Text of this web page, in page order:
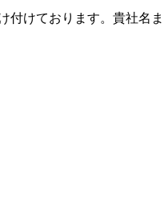
付けております。貴社名ま